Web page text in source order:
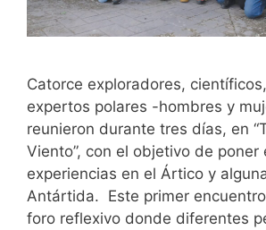
Catorce exploradores,
expertos polares -hombres y
reunieron durante tres días, en
Viento”, con el objetivo de poner
experiencias en el Ártico y
Antártida. Este primer
foro reflexivo donde diferentes